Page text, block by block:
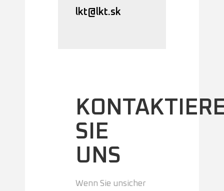
lkt@lkt.sk
SIE
UNS
Wenn Sie unsicher